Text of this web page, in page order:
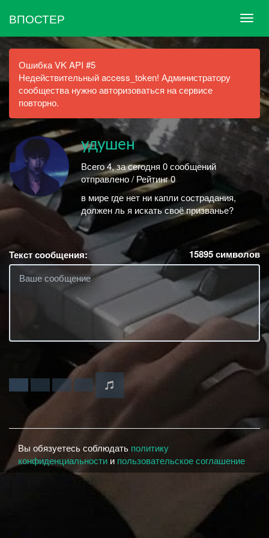
ВПОСТЕР
Ошибка VK API #5
Недействительный access_token! Администратору
сообщества нужно авторизоваться на сервисе
повторно.
удушен
Всего 4, за сегодня 0 сообщений
отправлено / Рейтинг 0
в мире где нет ни капли сострадания,
должен ль я искать своё призванье?
Текст сообщения: 15895символов
Вы обязуетесь соблюдать политику
конфиденциальности и пользовательское соглашение